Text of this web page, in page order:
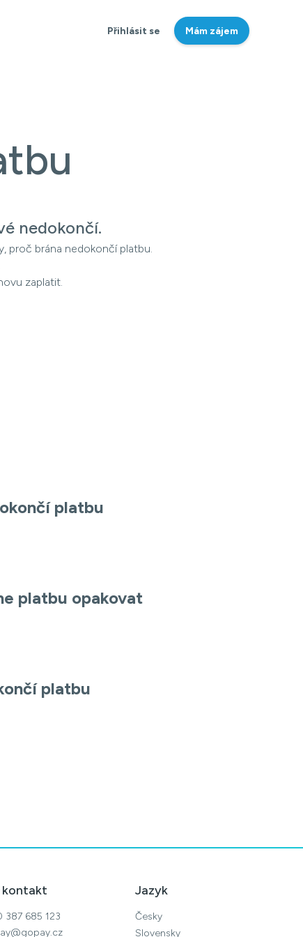
Přihlásit se Mám zájem
nedokončí.
proč brána nedokončí platbu.
zaplatit.
platbu
platbu opakovat
platbu
kontakt
387 685 123
Jazyk
Česky
Slovensky